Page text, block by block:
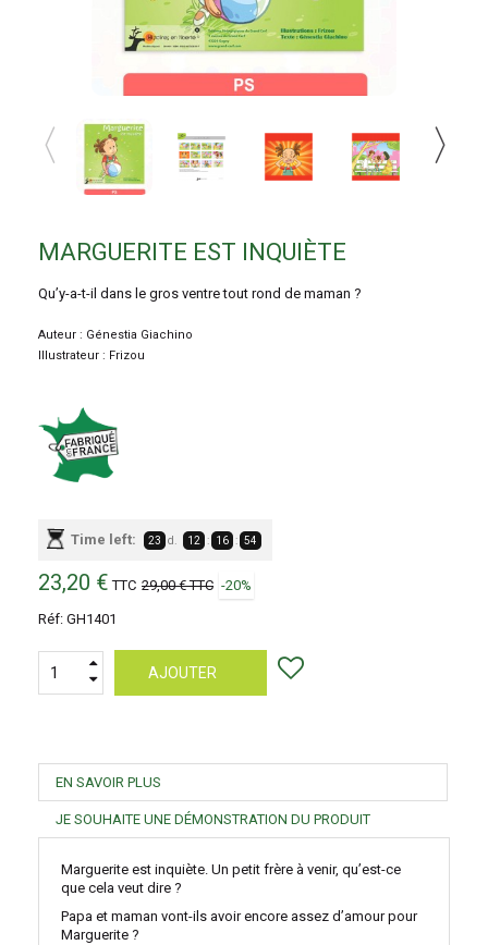
MARGUERITE EST INQUIÈTE
Qu’y-a-t-il dans le gros ventre tout rond de maman ?
Auteur : Génestia Giachino
Illustrateur : Frizou
Time left: 23 d. 12 : 16 : 54
23,20 € TTC 29,00 €TTC -20%
Réf: GH1401
AJOUTER
EN SAVOIR PLUS
JE SOUHAITE UNE DÉMONSTRATION DU PRODUIT
Marguerite est inquiète. Un petit frère à venir, qu’est-ce
que cela veut dire ?
Papa et maman vont-ils avoir encore assez d’amour pour
Marguerite ?